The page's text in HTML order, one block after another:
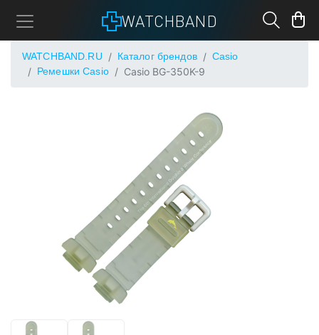
WATCHBAND
WATCHBAND.RU Каталог брендов
Casio
Ремешки Casio
Casio BG-350K-9